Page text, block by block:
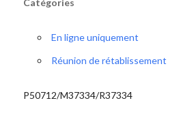
Catégories
En ligne uniquement
Réunion de rétablissement
P50712/M37334/R37334